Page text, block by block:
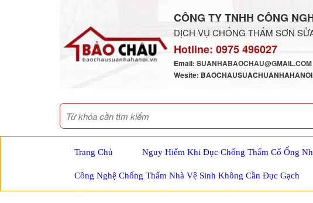
CÔNG TY TNHH CÔNG
DỊCH VỤ CHỐNG THẤM SƠN
Hotline: 0975 496027
Email: SUANHABAOCHAU@GMAIL.COM
Wesite:
Trang Chủ Nguy Hiểm Khi Đục Chống Thấm Cổ Ống
Công Nghệ Chống Thấm Nhà Vệ Sinh Không Cần Đục Gạch